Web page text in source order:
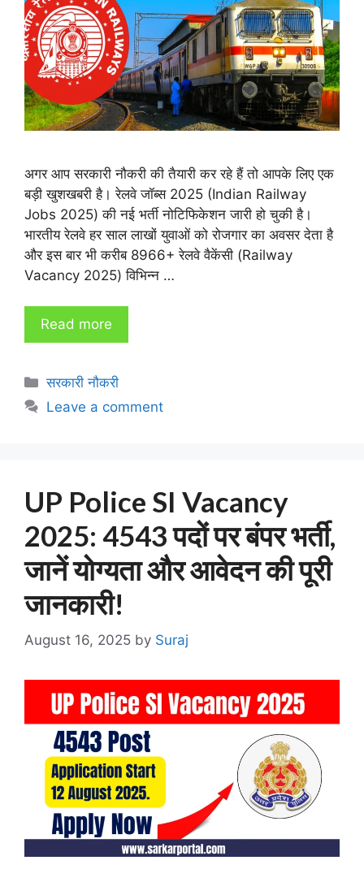
अगर आप सरकारी नौकरी की तैयारी कर रहे हैं तो आपके लिए एक
बड़ी खुशखबरी है। रेलवे जॉब्स 2025 (Indian Railway
Jobs 2025) की नई भर्ती नोटिफिकेशन जारी हो चुकी है।
भारतीय रेलवे हर साल लाखों युवाओं को रोजगार का अवसर देता है
और इस बार भी करीब 8966+ रेलवे वैकेंसी (Railway
Vacancy 2025) विभिन्न …
Read more
Categories
सरकारी नौकरी
Leave a comment
UP Police SI Vacancy
2025: 4543 पदों पर बंपर भर्ती,
जानें योग्यता और आवेदन की पूरी
जानकारी!
August 16, 2025 by Suraj